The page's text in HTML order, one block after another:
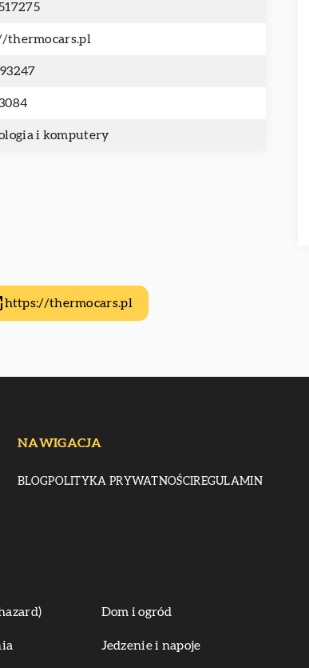
thermocars.pl
i komputery
https://thermocars.pl
NAWIGACJA
BLOGPOLITYKA PRYWATNOŚCIREGULAMIN
Dom i ogród
Jedzenie i napoje